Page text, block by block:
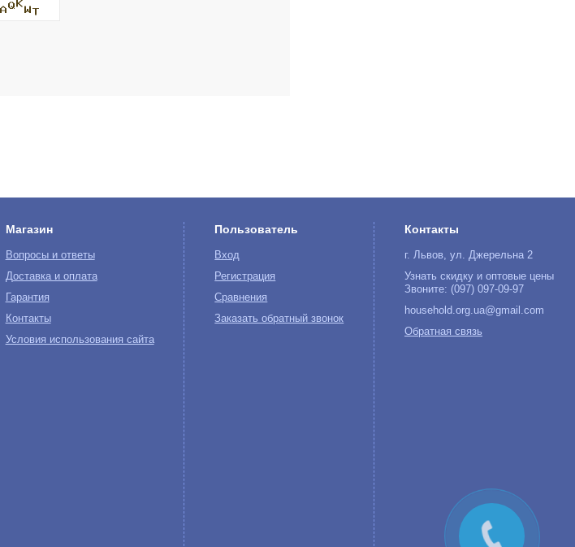
Магазин
Вопросы и ответы
Доставка и оплата
Гарантия
Контакты
Условия использования сайта
Пользователь
Вход
Регистрация
Сравнения
Заказать обратный звонок
Контакты
г. Львов, ул. Джерельна 2
Узнать скидку и оптовые цены
Звоните: (097) 097-09-97
household.org.ua@gmail.com
Обратная связь